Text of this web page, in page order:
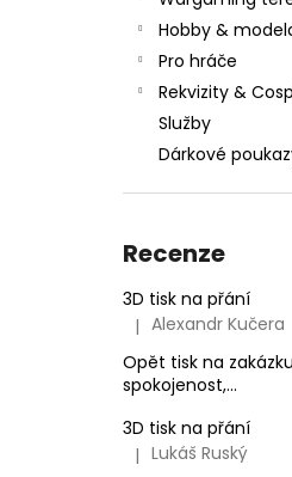
Hobby &
Pro hráče
Rekvizity &
Služby
Dárkové
Recenze
3D tisk na přání
Hodnocení
| Alexandr Kučera
Opět tisk na
spokojenost,...
3D tisk na přání
Hodnocení
| Lukáš Ruský